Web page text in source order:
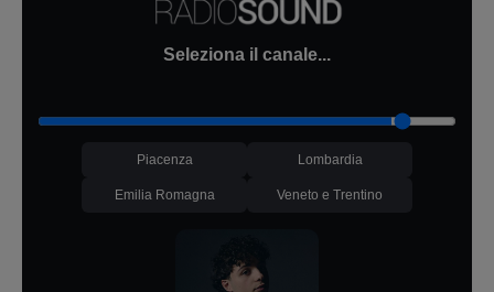
Seleziona il canale...
Piacenza Lombardia
Emilia Romagna Veneto e Trentino